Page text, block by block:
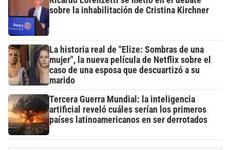
sobre la inhabilitación de Cristina Kirchner
La historia real de "Elize: Sombras de una
mujer", la nueva película de Netflix sobre el
caso de una esposa que descuartizó a su
marido
Tercera Guerra Mundial: la inteligencia
artificial reveló cuáles serían los primeros
países latinoamericanos en ser derrotados